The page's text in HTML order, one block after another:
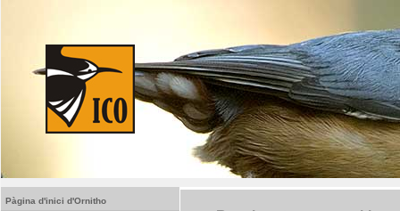
Pàgina d'inici d'Ornitho